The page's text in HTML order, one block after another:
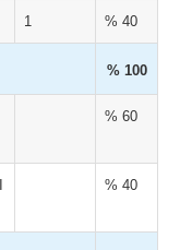
1 % 40
% 100
% 60
% 40